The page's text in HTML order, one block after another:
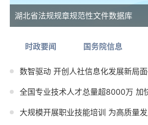
湖北省法规规章规范性文件数据库
时政要闻 国务院信息